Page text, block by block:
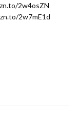
2w4osZN
2w7mE1d